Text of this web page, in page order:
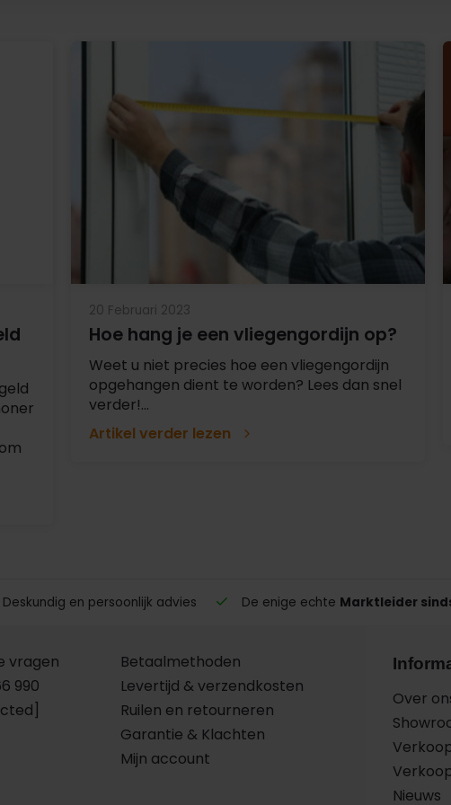
20 Februari 2023
Hoe hang je een vliegengordijn op?
Weet u niet precies hoe een vliegengordijn
opgehangen dient te worden? Lees dan snel
verder!...
Artikel verder lezen
Deskundig en persoonlijk advies De enige echte Marktleider
vragen
990
Betaalmethoden
Levertijd & verzendkosten
Ruilen en retourneren
Garantie & Klachten
Mijn account
Over
Nieuws